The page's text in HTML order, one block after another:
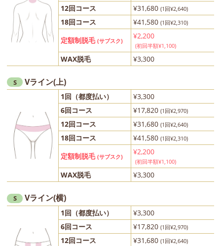
12回コース ¥31,680 (1回¥2,640)
18回コース ¥41,580 (1回¥2,310)
定額制脱毛 (サブスク)
¥2,200
(初回半額¥1,100)
WAX脱毛 ¥3,300
S Vライン(上)
1回（都度払い）
¥3,300
6回コース
¥17,820 (1回¥2,970)
12回コース ¥31,680 (1回¥2,640)
18回コース ¥41,580 (1回¥2,310)
定額制脱毛 (サブスク)
¥2,200
(初回半額¥1,100)
WAX脱毛 ¥3,300
S Vライン(横)
1回（都度払い）
¥3,300
6回コース
¥17,820 (1回¥2,970)
12回コース ¥31,680 (1回¥2,640)